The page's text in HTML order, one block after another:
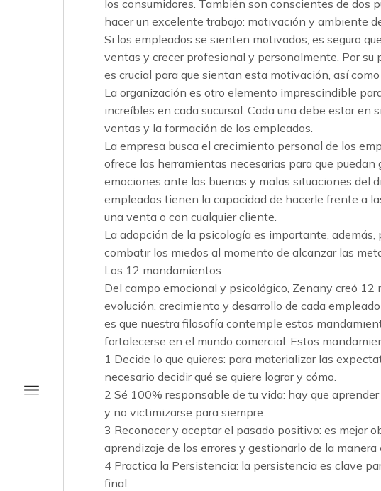
los consumidores. También son conscientes de dos
hacer un excelente trabajo: motivación y ambiente
Si los empleados se sienten motivados, es seguro
ventas y crecer profesional y personalmente. Por su
es crucial para que sientan esta motivación, así
La organización es otro elemento imprescindible
increíbles en cada sucursal. Cada una debe estar en
ventas y la formación de los empleados.
La empresa busca el crecimiento personal de los
ofrece las herramientas necesarias para que
emociones ante las buenas y malas situaciones del
empleados tienen la capacidad de hacerle frente a
una venta o con cualquier cliente.
La adopción de la psicología es importante,
combatir los miedos al momento de alcanzar las
Los 12 mandamientos
Del campo emocional y psicológico, Zenany creó 12
evolución, crecimiento y desarrollo de cada
es que nuestra filosofía contemple estos
fortalecerse en el mundo comercial. Estos
1 Decide lo que quieres: para materializar las
necesario decidir qué se quiere lograr y cómo.
2 Sé 100% responsable de tu vida: hay que aprender
y no victimizarse para siempre.
3 Reconocer y aceptar el pasado positivo: es mejor
aprendizaje de los errores y gestionarlo de la manera
4 Practica la Persistencia: la persistencia es clave
final.